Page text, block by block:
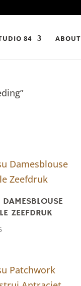
84 ABOUT
ZEEFDRUK